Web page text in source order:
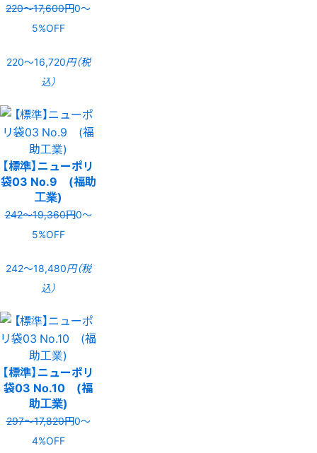
220〜17,600円0〜
5%OFF
220〜16,720円（税
込）
【標準】ニューポリ
袋03 No.9 (福助
工業)
242〜19,360円0〜
5%OFF
242〜18,480円（税
込）
【標準】ニューポリ
袋03 No.10 (福
助工業)
297〜17,820円0〜
4%OFF